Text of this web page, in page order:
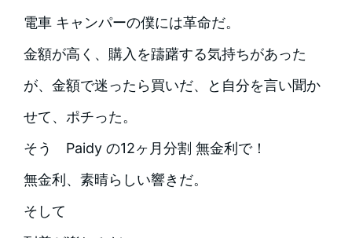
電車 キャンパーの僕には革命だ。
金額が高く、購入を躊躇する気持ちがあった
が、金額で迷ったら買いだ、と自分を言い聞か
せて、ポチった。
そう Paidy の12ヶ月分割 無金利で！
無金利、素晴らしい響きだ。
そして